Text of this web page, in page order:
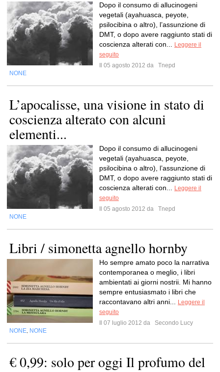
Dopo il consumo di allucinogeni
vegetali (ayahuasca, peyote,
psilocibina o altro), l’assunzione di
DMT, o dopo avere raggiunto stati di
coscienza alterati con...
Leggere il
seguito
Il 05 agosto 2012 da
Tnepd
NONE
L’apocalisse, una visione in stato di
coscienza alterato con alcuni
elementi...
Dopo il consumo di allucinogeni
vegetali (ayahuasca, peyote,
psilocibina o altro), l’assunzione di
DMT, o dopo avere raggiunto stati di
coscienza alterati con...
Leggere il
seguito
Il 05 agosto 2012 da
Tnepd
NONE
Libri / simonetta agnello hornby
Ho sempre amato poco la narrativa
contemporanea o meglio, i libri
ambientati ai giorni nostrii. Mi hanno
sempre entusiasmato i libri che
raccontavano altri anni...
Leggere il
seguito
Il 07 luglio 2012 da
Secondo Lucy
NONE NONE
€ 0,99: solo per oggi Il profumo del